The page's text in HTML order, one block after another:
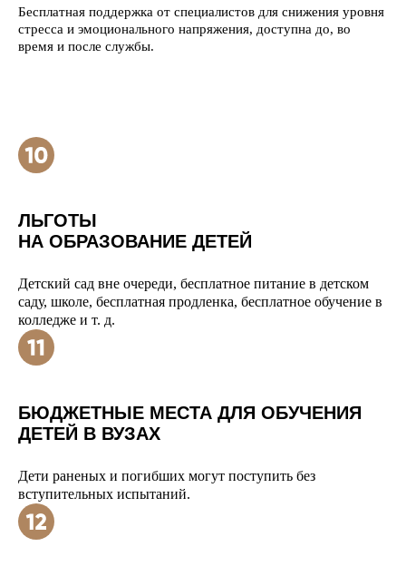
Бесплатная поддержка от специалистов для снижения уровня
стресса и эмоционального напряжения, доступна до, во
время и после службы.
ЛЬГОТЫ
НА ОБРАЗОВАНИЕ ДЕТЕЙ
Детский сад вне очереди, бесплатное питание в детском
саду, школе, бесплатная продленка, бесплатное обучение в
колледже и т. д.
БЮДЖЕТНЫЕ МЕСТА ДЛЯ ОБУЧЕНИЯ
ДЕТЕЙ В ВУЗАХ
Дети раненых и погибших могут поступить без
вступительных испытаний.